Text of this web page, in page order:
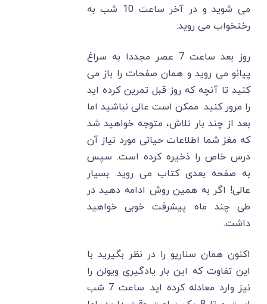
می شوید و در آخر ساعت 10 شب به
رختخواب می روید.
روز بعد ساعت 7 عصر مجددا به سراغ
پیانو می روید و همان صفحات را باز می
کنید تا آنچه که روز قبل تمرین کرده اید
را مرور کنید. ممکن است عالی نباشید اما
بعد از چند بار تلاش، متوجه خواهید شد
که مغز شما اطلاعات حیاتی مورد نیاز آن
درس خاص را ذخیره کرده است. سپس
به صفحه بعدی کتاب می روید. بسیار
عالی! اگر به همین روش ادامه دهید در
طی چند ماه پیشرفت خوبی خواهید
داشت.
اکنون همان سناریو را در نظر بگیرید با
این تفاوت که این بار یادگیری ویولن را
نیز وارد معادله کرده اید. ساعت 7 شب